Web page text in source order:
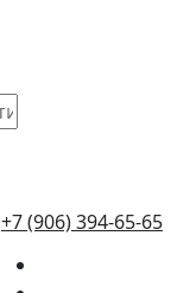
+7 (906) 394-65-65